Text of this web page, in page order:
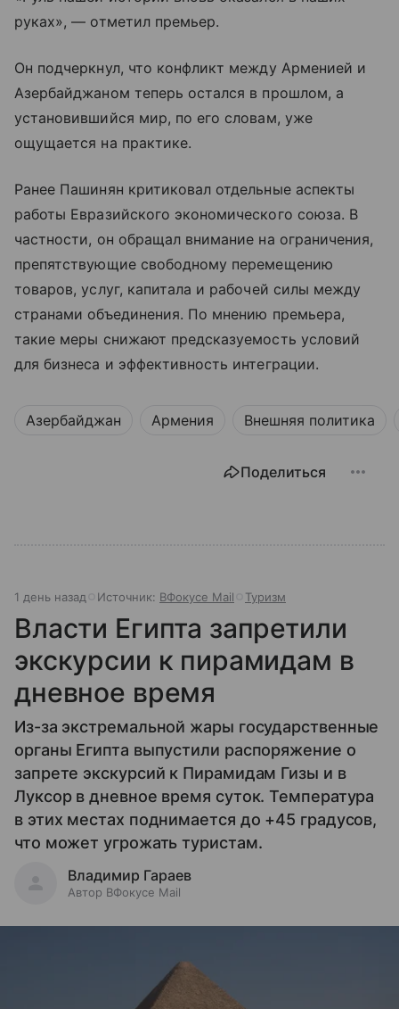
руках», — отметил премьер.
Он подчеркнул, что конфликт между Арменией и
Азербайджаном теперь остался в прошлом, а
установившийся мир, по его словам, уже
ощущается на практике.
Ранее Пашинян критиковал отдельные аспекты
работы Евразийского экономического союза. В
частности, он обращал внимание на ограничения,
препятствующие свободному перемещению
товаров, услуг, капитала и рабочей силы между
странами объединения. По мнению премьера,
такие меры снижают предсказуемость условий
для бизнеса и эффективность интеграции.
Азербайджан Армения Внешняя политика
Поделиться
1 день назад Источник: ВФокусе Mail Туризм
Власти Египта запретили
экскурсии к пирамидам в
дневное время
Из-за экстремальной жары государственные
органы Египта выпустили распоряжение о
запрете экскурсий к Пирамидам Гизы и в
Луксор в дневное время суток. Температура
в этих местах поднимается до +45 градусов,
что может угрожать туристам.
Владимир Гараев
Автор ВФокусе Mail